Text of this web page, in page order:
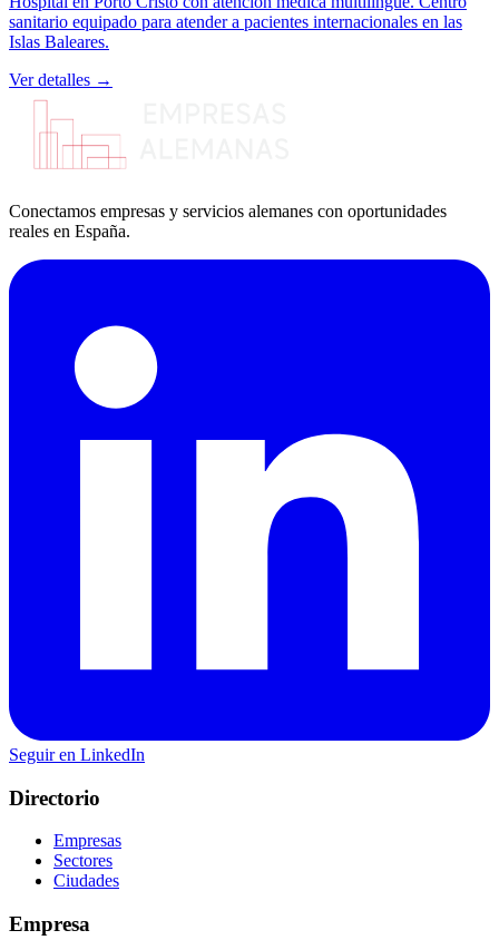
sanitario equipado para atender a pacientes internacionales en las
Islas Baleares.
Ver detalles →
Conectamos empresas y servicios alemanes con oportunidades
reales en España.
Seguir en LinkedIn
Directorio
Empresas
Sectores
Ciudades
Empresa